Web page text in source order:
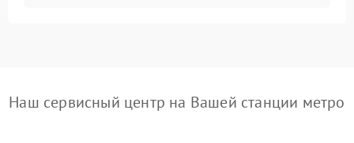
Наш сервисный центр на Вашей станции метро